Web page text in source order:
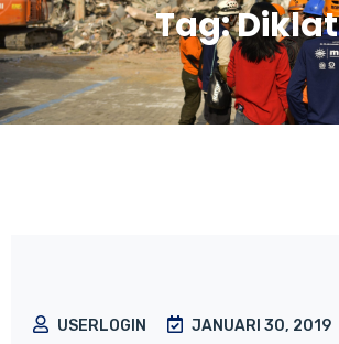
Tag:Diklat
USERLOGIN
JANUARI 30, 2019